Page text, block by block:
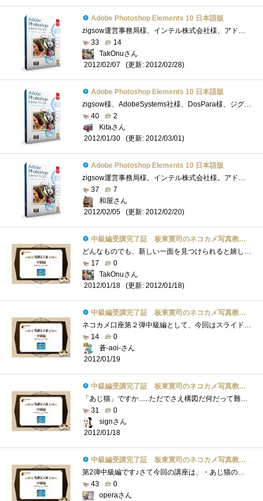
Adobe Photoshop Elements 10 日本語版
zigsow運営事務局様、インテル株式会社様、アドビシステムズ株式会社様、この度は、プレミアムレビュー「板東寛司のネコカメ写真教室-自分だけ�...
33
14
TakOnuさん
2012/02/07
(更新: 2012/02/28)
Adobe Photoshop Elements 10 日本語版
zigsow様、AdobeSystems社様、DosPara様、ジグソープレミアムレビュー「板東寛司のネコカメ写真教室」レビューアーに選出頂き有難うございます。【感�...
40
2
Kitaさん
2012/01/30
(更新: 2012/03/01)
Adobe Photoshop Elements 10 日本語版
zigsow運営事務局様。インテル株式会社様。アドビシステムズ株式会社様。この度は、プレミアムレビュー「板東寛司のネコカメ写真教室-自分だけ�...
37
7
和屋さん
2012/02/05
(更新: 2012/02/20)
中級編受講完了証 板東寛司のネコカメ写真教室パート2
どんなものでも、新しい一面を見つけられると嬉しいもの。それが、好きなものならなおさら。恋人でも猫でもPCでも(笑)こんにちは、TakOnuです。�...
17
0
TakOnuさん
2012/01/18
(更新: 2012/01/18)
中級編受講完了証 板東寛司のネコカメ写真教室パート2
ネコカメ口座第２弾中級編として、今回はスライドショーまでを解説して頂いています。前回、初級編では物足りない感がありましたが、今回は�...
14
0
蒼-aoi-さん
2012/01/19
中級編受講完了証 板東寛司のネコカメ写真教室パート2
「あじ猫」ですか......ただでさえ構図だ何だって難しいのに、味わいのある写真なんてとれるカナ。「いつもと違うアングルや、撮影する時間や�...
31
0
signさん
2012/01/18
中級編受講完了証 板東寛司のネコカメ写真教室パート2
第2弾中級編です♪さて今回の講座は、・あじ猫の撮り方・モノクロの写真の加工方法・スライドショーの作り方がテーマです。まず、・あじ猫の�...
43
0
operaさん